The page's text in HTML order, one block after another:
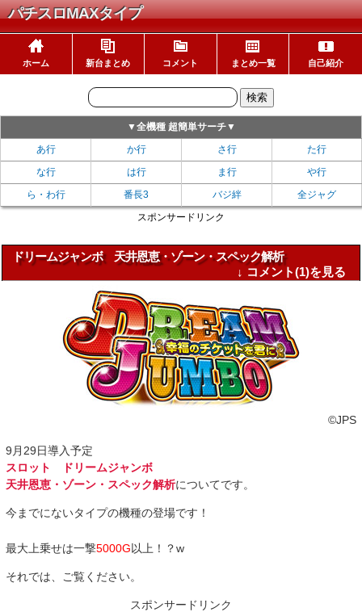
パチスロMAXタイプ
ホーム 新台まとめ コメント まとめ一覧 自己紹介
▼全機種 超簡単サーチ▼
あ行
か行 さ行
た行
な行
は行 ま行
や行
ら・わ行
番長3 バジ絆
全ジャグ
スポンサードリンク
ドリームジャンボ 天井恩恵・ゾーン・スペック解析
↓ コメント(1)を見る
©JPS
9月29日導入予定
スロット ドリームジャンボ
天井恩恵・ゾーン・スペック解析についてです。
今までにないタイプの機種の登場です！
最大上乗せは一撃5000G以上！？w
それでは、ご覧ください。
スポンサードリンク